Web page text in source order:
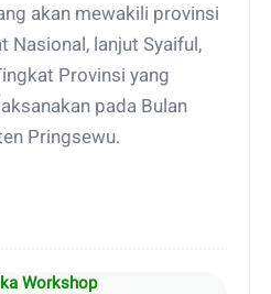
akan mewakili provinsi
Nasional, lanjut Syaiful,
Provinsi yang
pada Bulan
Pringsewu.
Workshop